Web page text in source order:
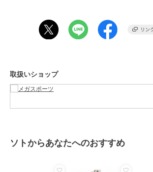
取扱いショップ
ソトからあなたへのおすすめ